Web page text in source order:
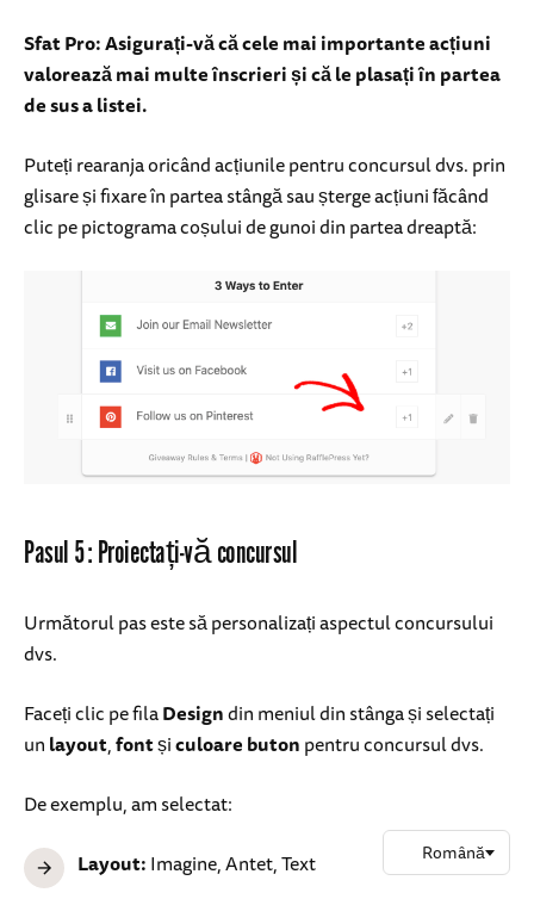
Sfat Pro: Asigurați-vă că cele mai importante acțiuni
valorează mai multe înscrieri și că le plasați în partea
de sus a listei.
Puteți rearanja oricând acțiunile pentru concursul dvs. prin
glisare și fixare în partea stângă sau șterge acțiuni făcând
clic pe pictograma coșului de gunoi din partea dreaptă:
Pasul 5: Proiectați-vă concursul
Următorul pas este să personalizați aspectul concursului
dvs.
Faceți clic pe filaDesigndin meniul din stânga și selectați
unlayout,fontșiculoare butonpentru concursul dvs.
De exemplu, am selectat:
Layout:Imagine, Antet, Text